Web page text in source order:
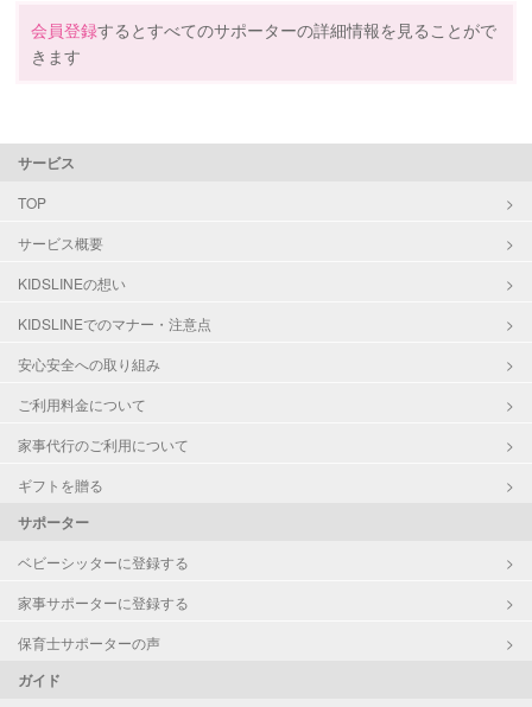
会員登録するとすべてのサポーターの詳細情報を見ることがで
きます
サービス
TOP
サービス概要
KIDSLINEの想い
KIDSLINEでのマナー・注意点
安心安全への取り組み
ご利用料金について
家事代行のご利用について
ギフトを贈る
サポーター
ベビーシッターに登録する
家事サポーターに登録する
保育士サポーターの声
ガイド